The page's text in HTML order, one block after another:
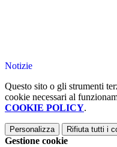
Notizie
Questo sito o gli strumenti
cookie necessari al
COOKIE POLICY.
Personalizza Rifiuta tutti i
Gestione cookie